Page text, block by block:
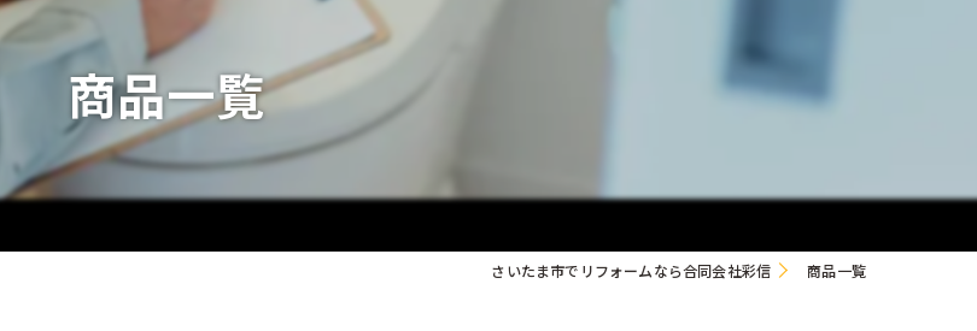
商品一覧
さいたま市でリフォームなら合同会社彩信 商品一覧